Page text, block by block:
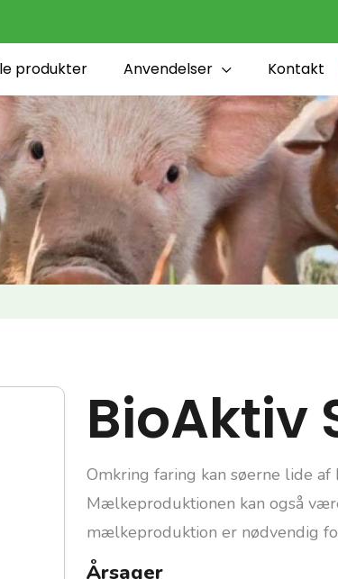
produkter Anvendelser Kontakt
BioAktiv
Omkring faring kan søerne lide af
Mælkeproduktionen kan også
mælkeproduktion er nødvendig
Årsager